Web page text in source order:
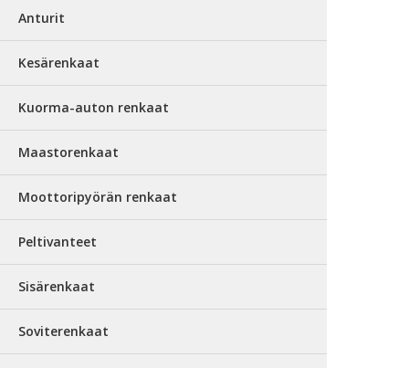
Anturit
Kesärenkaat
Kuorma-auton renkaat
Maastorenkaat
Moottoripyörän renkaat
Peltivanteet
Sisärenkaat
Soviterenkaat